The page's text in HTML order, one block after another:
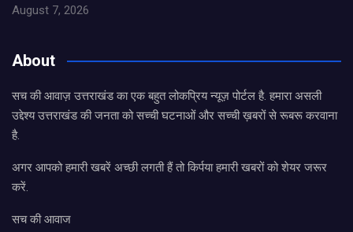
August 7, 2026
About
सच की आवाज़ उत्तराखंड का एक बहुत लोकप्रिय न्यूज़ पोर्टल है. हमारा असली
उद्देश्य उत्तराखंड की जनता को सच्ची घटनाओं और सच्ची ख़बरों से रूबरू करवाना
है.
अगर आपको हमारी खबरें अच्छी लगती हैं तो किर्पया हमारी खबरों को शेयर जरूर
करें.
सच की आवाज